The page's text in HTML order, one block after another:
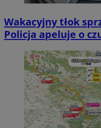
Wakacyjny tłok
Policja apeluje o